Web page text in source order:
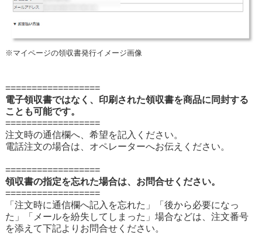
※マイページの領収書発行イメージ画像
==================
電子領収書ではなく、印刷された領収書を商品に同封する
ことも可能です。
==================
注文時の通信欄へ、希望を記入ください。
電話注文の場合は、オペレーターへお伝えください。
==================
領収書の指定を忘れた場合は、お問合せください。
==================
「注文時に通信欄へ記入を忘れた」「後から必要になっ
た」「メールを紛失してしまった」場合などは、注文番号
を添えて下記よりお問合せください。